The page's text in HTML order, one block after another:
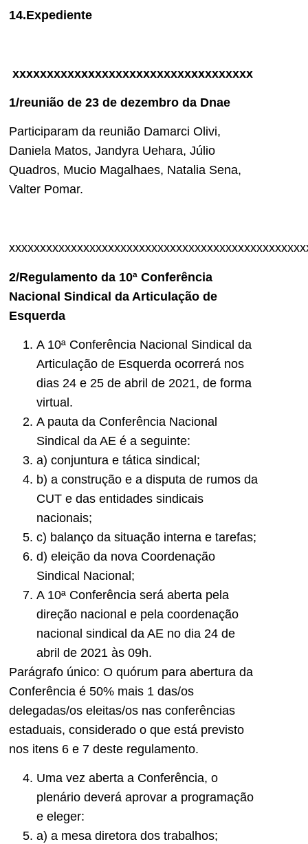
14.Expediente
xxxxxxxxxxxxxxxxxxxxxxxxxxxxxxxxxxx
1/reunião de 23 de dezembro da Dnae
Participaram da reunião Damarci Olivi,
Daniela Matos, Jandyra Uehara, Júlio
Quadros, Mucio Magalhaes, Natalia Sena,
Valter Pomar.
2/Regulamento da 10ª Conferência
Nacional Sindical da Articulação de
Esquerda
A 10ª Conferência Nacional Sindical da
Articulação de Esquerda ocorrerá nos
dias 24 e 25 de abril de 2021, de forma
virtual.
A pauta da Conferência Nacional
Sindical da AE é a seguinte:
a) conjuntura e tática sindical;
b) a construção e a disputa de rumos da
CUT e das entidades sindicais
nacionais;
c) balanço da situação interna e tarefas;
d) eleição da nova Coordenação
Sindical Nacional;
A 10ª Conferência será aberta pela
direção nacional e pela coordenação
nacional sindical da AE no dia 24 de
abril de 2021 às 09h.
Parágrafo único: O quórum para abertura da
Conferência é 50% mais 1 das/os
delegadas/os eleitas/os nas conferências
estaduais, considerado o que está previsto
nos itens 6 e 7 deste regulamento.
Uma vez aberta a Conferência, o
plenário deverá aprovar a programação
e eleger:
a) a mesa diretora dos trabalhos;